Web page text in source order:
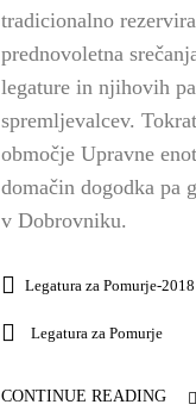
tradicionalno
prednovoletna
legature in njihovih
spremljevalcev.
območje Upravne
domačin dogodka pa
v Dobrovniku.
Legatura za Pomurje-2018
Legatura za Pomurje
CONTINUE READING